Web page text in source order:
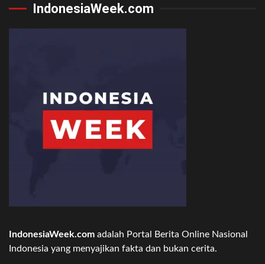
IndonesiaWeek.com
IndonesiaWeek.com adalah Portal Berita Online Nasional
Indonesia yang menyajikan fakta dan bukan cerita.